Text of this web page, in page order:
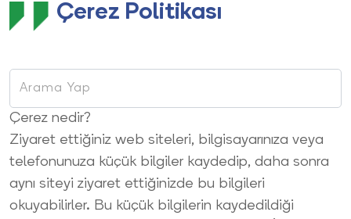
Çerez Politikası
Çerez nedir?
Ziyaret ettiğiniz web siteleri, bilgisayarınıza veya
telefonunuza küçük bilgiler kaydedip, daha sonra
aynı siteyi ziyaret ettiğinizde bu bilgileri
okuyabilirler. Bu küçük bilgilerin kaydedildiği